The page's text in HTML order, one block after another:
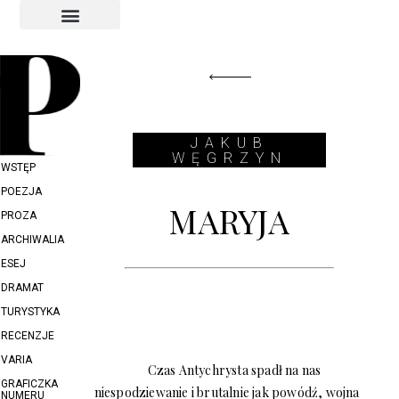
WSTĘP
POEZJA
PROZA
ARCHIWALIA
ESEJ
DRAMAT
TURYSTYKA
RECENZJE
VARIA
GRAFICZKA
NUMERU
JAKUB
WĘGRZYN
MARYJA
Czas Antychrysta spadł na nas
niespodziewanie i brutalnie jak powódź, wojna